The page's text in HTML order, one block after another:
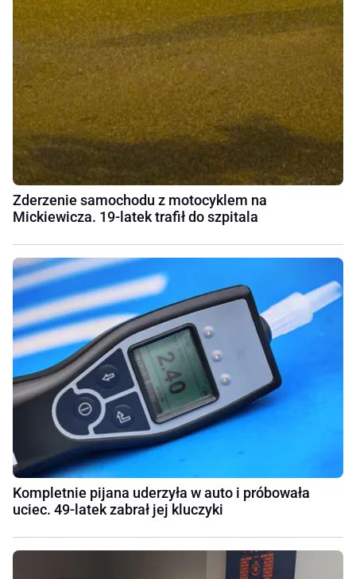
Zderzenie samochodu z motocyklem na
Mickiewicza. 19-latek trafił do szpitala
Kompletnie pijana uderzyła w auto i próbowała
uciec. 49-latek zabrał jej kluczyki